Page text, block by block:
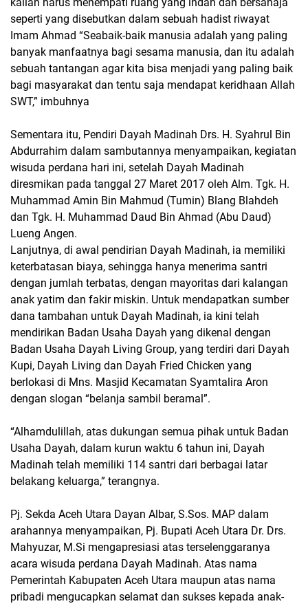
kalian harus menempati ruang yang indah dan bersahaja
seperti yang disebutkan dalam sebuah hadist riwayat
Imam Ahmad “Seabaik-baik manusia adalah yang paling
banyak manfaatnya bagi sesama manusia, dan itu adalah
sebuah tantangan agar kita bisa menjadi yang paling baik
bagi masyarakat dan tentu saja mendapat keridhaan Allah
SWT,” imbuhnya
Sementara itu, Pendiri Dayah Madinah Drs. H. Syahrul Bin
Abdurrahim dalam sambutannya menyampaikan, kegiatan
wisuda perdana hari ini, setelah Dayah Madinah
diresmikan pada tanggal 27 Maret 2017 oleh Alm. Tgk. H.
Muhammad Amin Bin Mahmud (Tumin) Blang Blahdeh
dan Tgk. H. Muhammad Daud Bin Ahmad (Abu Daud)
Lueng Angen.
Lanjutnya, di awal pendirian Dayah Madinah, ia memiliki
keterbatasan biaya, sehingga hanya menerima santri
dengan jumlah terbatas, dengan mayoritas dari kalangan
anak yatim dan fakir miskin. Untuk mendapatkan sumber
dana tambahan untuk Dayah Madinah, ia kini telah
mendirikan Badan Usaha Dayah yang dikenal dengan
Badan Usaha Dayah Living Group, yang terdiri dari Dayah
Kupi, Dayah Living dan Dayah Fried Chicken yang
berlokasi di Mns. Masjid Kecamatan Syamtalira Aron
dengan slogan “belanja sambil beramal”.
“Alhamdulillah, atas dukungan semua pihak untuk Badan
Usaha Dayah, dalam kurun waktu 6 tahun ini, Dayah
Madinah telah memiliki 114 santri dari berbagai latar
belakang keluarga,” terangnya.
Pj. Sekda Aceh Utara Dayan Albar, S.Sos. MAP dalam
arahannya menyampaikan, Pj. Bupati Aceh Utara Dr. Drs.
Mahyuzar, M.Si mengapresiasi atas terselenggaranya
acara wisuda perdana Dayah Madinah. Atas nama
Pemerintah Kabupaten Aceh Utara maupun atas nama
pribadi mengucapkan selamat dan sukses kepada anak-